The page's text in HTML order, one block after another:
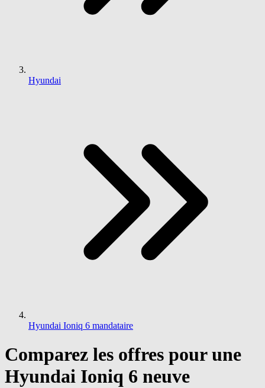
Hyundai
Hyundai Ioniq 6 mandataire
Comparez les offres pour une
Hyundai Ioniq 6 neuve